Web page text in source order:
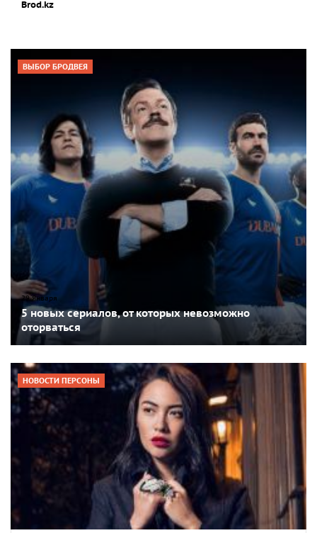
Brod.kz
ВЫБОР БРОДВЕЯ
29 Января
5 новых сериалов, от которых невозможно
оторваться
НОВОСТИ ПЕРСОНЫ